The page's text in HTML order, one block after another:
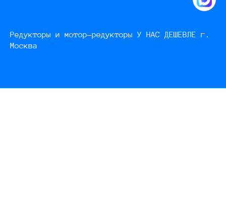
Редукторы и мотор-редукторы У НАС ДЕШЕВЛЕ г.
Москва